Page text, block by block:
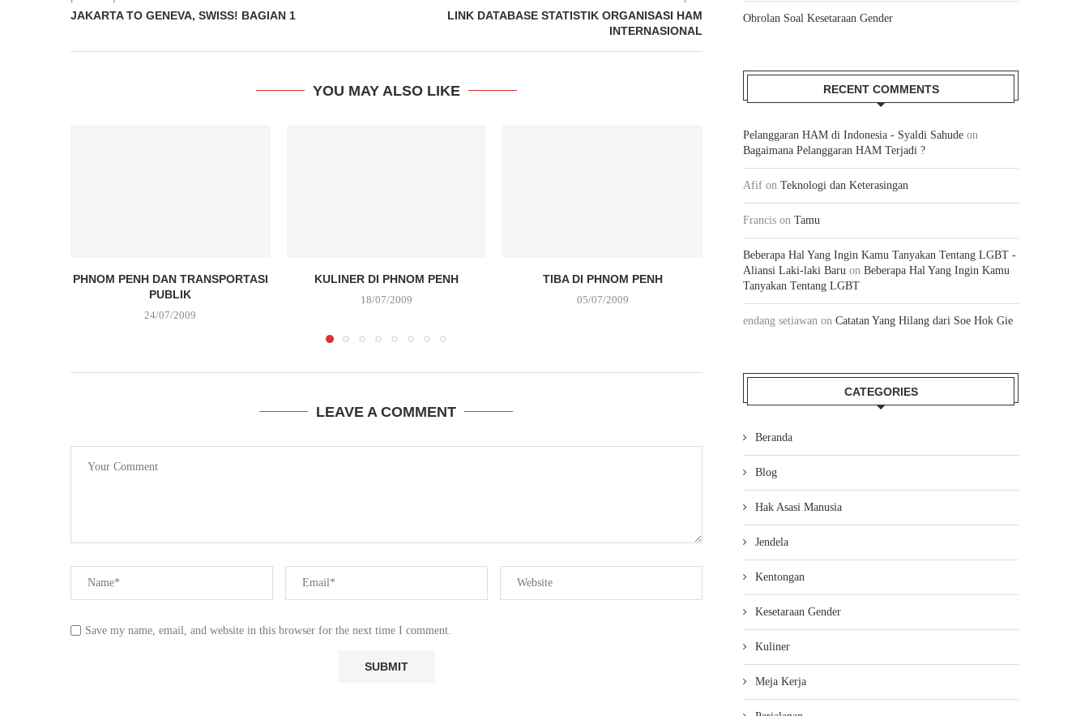
JAKARTA TO GENEVA, SWISS! BAGIAN 1
LINK DATABASE STATISTIK ORGANISASI HAM
INTERNASIONAL
YOU MAY ALSO LIKE
PHNOM PENH DAN TRANSPORTASI
PUBLIK
24/07/2009
KULINER DI PHNOM PENH
18/07/2009
TIBA DI PHNOM PENH
05/07/2009
MENUJU KAMBOJA! MELEPAS KEPENATAN DI
LEAVE A COMMENT
Save my name, email, and website in this browser for the next time I comment.
Obrolan Soal Kesetaraan Gender
RECENT COMMENTS
Pelanggaran HAM di Indonesia - Syaldi Sahude on
Bagaimana Pelanggaran HAM Terjadi ?
Afif on Teknologi dan Keterasingan
Francis on Tamu
Beberapa Hal Yang Ingin Kamu Tanyakan Tentang LGBT -
Aliansi Laki-laki Baru on Beberapa Hal Yang Ingin Kamu
Tanyakan Tentang LGBT
endang setiawan on Catatan Yang Hilang dari Soe Hok Gie
CATEGORIES
Beranda
Blog
Hak Asasi Manusia
Jendela
Kentongan
Kesetaraan Gender
Kuliner
Meja Kerja